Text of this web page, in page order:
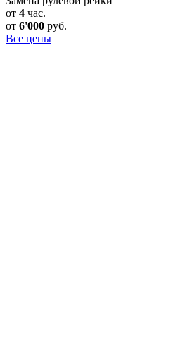
от 4 час.
от 6'000 руб.
Все цены